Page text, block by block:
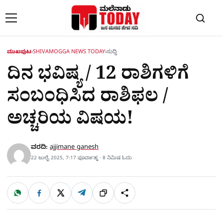
ಮುಖಪುಟ›SHIVAMOGGA NEWS TODAY›ಸುದ್ದಿ
ದಿನ ಭವಿಷ್ಯ / 12 ರಾಶಿಗಳಿಗೆ
ಸಂಬಂಧಿಸಿದ ರಾಶಿಫಲ /
ಅಚ್ಚರಿಯ ವಿಷಯ!
ವರದಿ: ajjimane ganesh
22 ಜುಲೈ 2025, 7:17 ಫೂರ್ವಾಹ್ನ · 8 ನಿಮಿಷ ಓದು
ಹಂಚಿಕೊಳ್ಳಿ
W
a
t
F
c
e
X T
l
e
ಲಿಂ
ಕ್
S
h